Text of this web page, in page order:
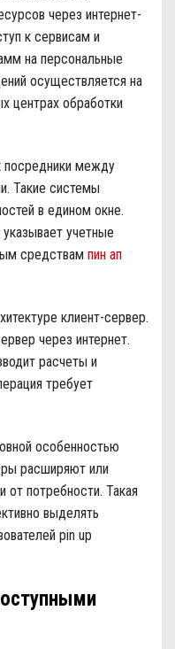
через интернет-
к сервисам и
на персональные
осуществляется на
центрах обработки
между
Такие системы
в едином окне.
учетные
средствам пин ап
клиент-сервер.
через интернет.
расчеты и
требует
особенностью
расширяют или
потребности. Такая
выделять
pin up